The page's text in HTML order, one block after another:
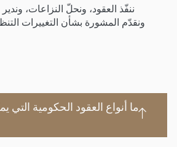
ننفّذ العقود، ونحلّ النزاعات،
ونقدّم المشورة بشأن التغييرات
ما أنواع العقود الحكومية التي